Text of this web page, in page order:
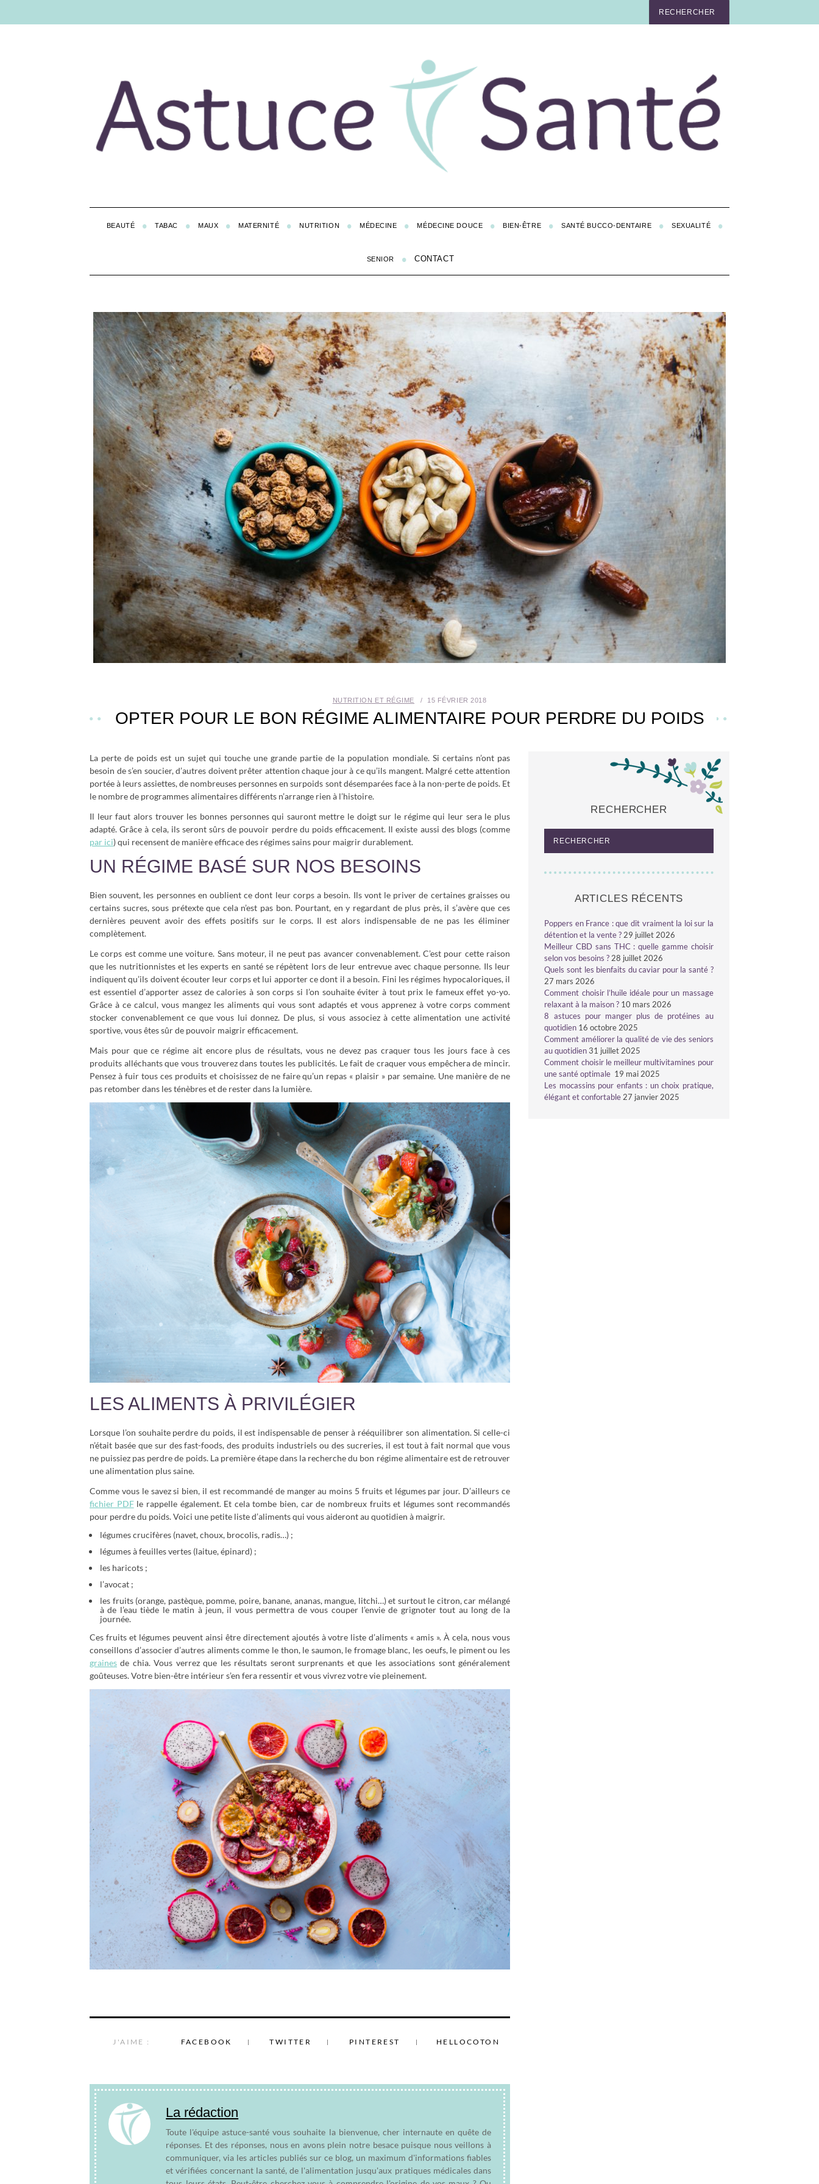
BEAUTÉ TABAC MAUX MATERNITÉ NUTRITION MÉDECINE MÉDECINE DOUCE BIEN-ÊTRE SANTÉ BUCCO-DENTAIRE SEXUALITÉ
SENIOR CONTACT
NUTRITION ET RÉGIME 15 FÉVRIER 2018
OPTER POUR LE BON RÉGIME ALIMENTAIRE POUR PERDRE DU POIDS
La perte de poids est un sujet qui touche une grande partie de la population mondiale. Si certains n’ont pas
besoin de s’en soucier, d’autres doivent prêter attention chaque jour à ce qu’ils mangent. Malgré cette attention
portée à leurs assiettes, de nombreuses personnes en surpoids sont désemparées face à la non-perte de poids. Et
le nombre de programmes alimentaires différents n’arrange rien à l’histoire.
Il leur faut alors trouver les bonnes personnes qui sauront mettre le doigt sur le régime qui leur sera le plus
adapté. Grâce à cela, ils seront sûrs de pouvoir perdre du poids efficacement. Il existe aussi des blogs (comme
par ici) qui recensent de manière efficace des régimes sains pour maigrir durablement.
UN RÉGIME BASÉ SUR NOS BESOINS
Bien souvent, les personnes en oublient ce dont leur corps a besoin. Ils vont le priver de certaines graisses ou
certains sucres, sous prétexte que cela n’est pas bon. Pourtant, en y regardant de plus près, il s’avère que ces
dernières peuvent avoir des effets positifs sur le corps. Il est alors indispensable de ne pas les éliminer
complètement.
Le corps est comme une voiture. Sans moteur, il ne peut pas avancer convenablement. C’est pour cette raison
que les nutritionnistes et les experts en santé se répètent lors de leur entrevue avec chaque personne. Ils leur
indiquent qu’ils doivent écouter leur corps et lui apporter ce dont il a besoin. Fini les régimes hypocaloriques, il
est essentiel d’apporter assez de calories à son corps si l’on souhaite éviter à tout prix le fameux effet yo-yo.
Grâce à ce calcul, vous mangez les aliments qui vous sont adaptés et vous apprenez à votre corps comment
stocker convenablement ce que vous lui donnez. De plus, si vous associez à cette alimentation une activité
sportive, vous êtes sûr de pouvoir maigrir efficacement.
Mais pour que ce régime ait encore plus de résultats, vous ne devez pas craquer tous les jours face à ces
produits alléchants que vous trouverez dans toutes les publicités. Le fait de craquer vous empêchera de mincir.
Pensez à fuir tous ces produits et choisissez de ne faire qu’un repas « plaisir » par semaine. Une manière de ne
pas retomber dans les ténèbres et de rester dans la lumière.
LES ALIMENTS À PRIVILÉGIER
Lorsque l’on souhaite perdre du poids, il est indispensable de penser à rééquilibrer son alimentation. Si celle-ci
n’était basée que sur des fast-foods, des produits industriels ou des sucreries, il est tout à fait normal que vous
ne puissiez pas perdre de poids. La première étape dans la recherche du bon régime alimentaire est de retrouver
une alimentation plus saine.
Comme vous le savez si bien, il est recommandé de manger au moins 5 fruits et légumes par jour. D’ailleurs ce
fichier PDFle rappelle également. Et cela tombe bien, car de nombreux fruits et légumes sont recommandés
pour perdre du poids. Voici une petite liste d’aliments qui vous aideront au quotidien à maigrir.
légumes crucifères (navet, choux, brocolis, radis…) ;
légumes à feuilles vertes (laitue, épinard) ;
les haricots ;
l’avocat ;
les fruits (orange, pastèque, pomme, poire, banane, ananas, mangue, litchi…) et surtout le citron, car mélangé
à de l’eau tiède le matin à jeun, il vous permettra de vous couper l’envie de grignoter tout au long de la
journée.
Ces fruits et légumes peuvent ainsi être directement ajoutés à votre liste d’aliments « amis ». À cela, nous vous
conseillons d’associer d’autres aliments comme le thon, le saumon, le fromage blanc, les oeufs, le piment ou les
graines de chia. Vous verrez que les résultats seront surprenants et que les associations sont généralement
goûteuses. Votre bien-être intérieur s’en fera ressentir et vous vivrez votre vie pleinement.
J'AIME : FACEBOOK TWITTER PINTEREST HELLOCOTON
La rédaction
Toute l'équipe astuce-santé vous souhaite la bienvenue, cher internaute en quête de
réponses. Et des réponses, nous en avons plein notre besace puisque nous veillons à
communiquer, via les articles publiés sur ce blog, un maximum d'informations fiables
et vérifiées concernant la santé, de l'alimentation jusqu'aux pratiques médicales dans
RECHERCHER
ARTICLES RÉCENTS
Poppers en France : que dit vraiment la loi sur la
détention et la vente ? 29 juillet 2026
Meilleur CBD sans THC : quelle gamme choisir
selon vos besoins ? 28 juillet 2026
Quels sont les bienfaits du caviar pour la santé ?
27 mars 2026
Comment choisir l’huile idéale pour un massage
relaxant à la maison ? 10 mars 2026
8 astuces pour manger plus de protéines au
quotidien 16 octobre 2025
Comment améliorer la qualité de vie des seniors
au quotidien 31 juillet 2025
Comment choisir le meilleur multivitamines pour
une santé optimale 19 mai 2025
Les mocassins pour enfants : un choix pratique,
élégant et confortable 27 janvier 2025